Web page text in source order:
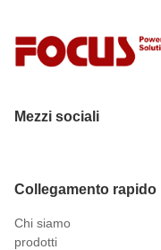
Mezzi sociali
Collegamento rapido
Chi siamo
prodotti